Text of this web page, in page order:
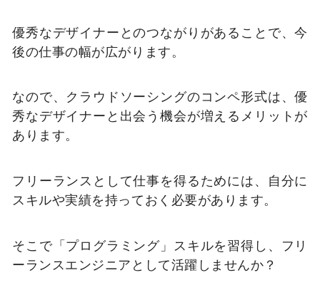
優秀なデザイナーとのつながりがあることで、今
後の仕事の幅が広がります。
なので、クラウドソーシングのコンペ形式は、優
秀なデザイナーと出会う機会が増えるメリットが
あります。
フリーランスとして仕事を得るためには、自分に
スキルや実績を持っておく必要があります。
そこで「プログラミング」スキルを習得し、フリ
ーランスエンジニアとして活躍しませんか？